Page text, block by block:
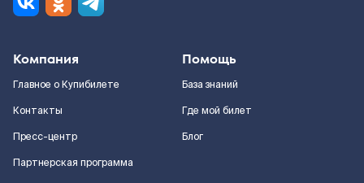
Компания
Главное о Купибилете
Контакты
Пресс-центр
Партнерская программа
Помощь
База знаний
Где мой билет
Блог